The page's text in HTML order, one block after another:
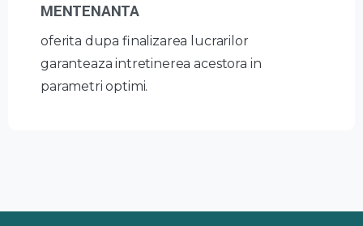
MENTENANTA
oferita dupa finalizarea lucrarilor
garanteaza intretinerea acestora in
parametri optimi.